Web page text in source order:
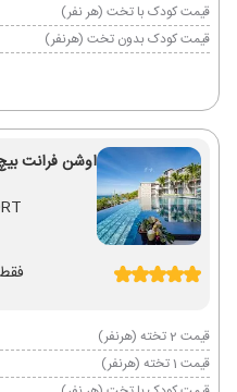
قیمت کودک با تخت (هر نفر)
قیمت کودک بدون تخت (هرنفر)
اوشن فرانت
قیمت 2 تخته (هرنفر)
قیمت 1 تخته (هرنفر)